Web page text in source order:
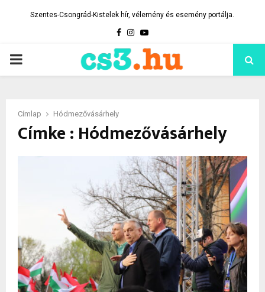
Szentes-Csongrád-Kistelek hír, vélemény és esemény portálja.
Facebook
Instagram
Youtube
PRIMARY
Címlap Hódmezővásárhely
Címke : Hódmezővásárhely